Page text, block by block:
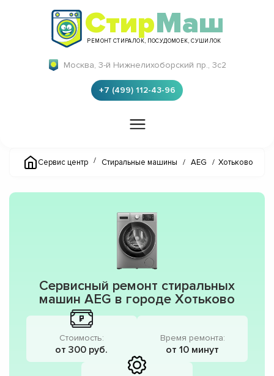
СтирМаш
РЕМОНТ СТИРАЛОК, ПОСУДОМОЕК, СУШИЛОК
Москва, 3-й Нижнелихоборский пр., 3с2
+7 (499) 112-43-96
Сервис центр / Стиральные машины / AEG / Хотьково
Сервисный ремонт стиральных
машин AEG в городе Хотьково
Стоимость:
от 300 руб.
Время ремонта:
от 10 минут